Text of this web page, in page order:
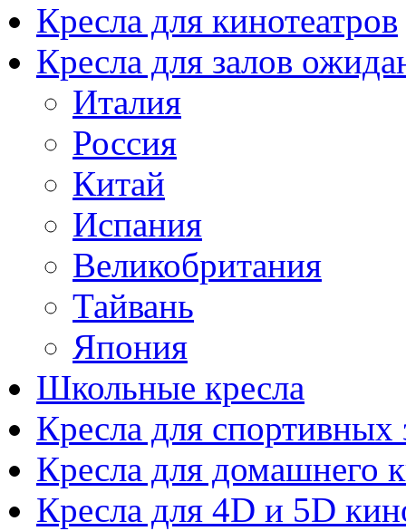
Кресла для кинотеатров
Кресла для залов
Италия
Россия
Китай
Испания
Великобритания
Тайвань
Япония
Школьные кресла
Кресла для спортивных
Кресла для домашнего
Кресла для 4D и 5D